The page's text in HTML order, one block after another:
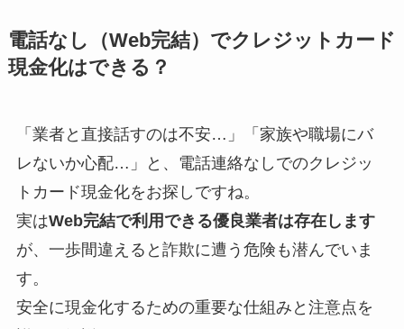
電話なし（Web完結）でクレジットカード
現金化はできる？
「業者と直接話すのは不安…」「家族や職場にバ
レないか心配…」と、電話連絡なしでのクレジッ
トカード現金化をお探しですね。
実はWeb完結で利用できる優良業者は存在します
が、一歩間違えると詐欺に遭う危険も潜んでいま
す。
安全に現金化するための重要な仕組みと注意点を